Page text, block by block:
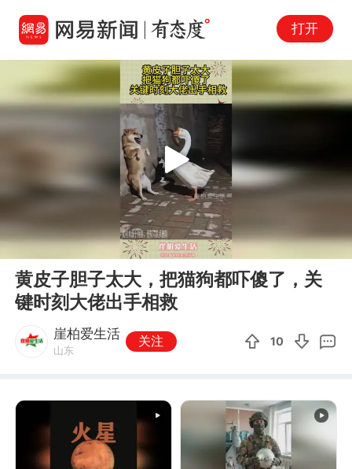
打开
00:00 00:12
Play
黄皮子胆子太大，把猫狗都吓傻了，关
键时刻大佬出手相救
崖柏爱生活
山东
关注 10